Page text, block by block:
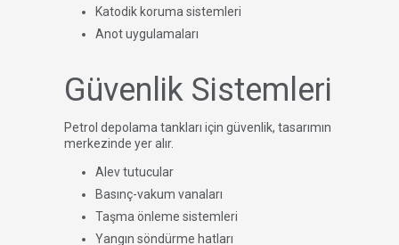
Katodik koruma sistemleri
Anot uygulamaları
Güvenlik Sistemleri
Petrol depolama tankları için güvenlik, tasarımın
merkezinde yer alır.
Alev tutucular
Basınç-vakum vanaları
Taşma önleme sistemleri
Yangın söndürme hatları